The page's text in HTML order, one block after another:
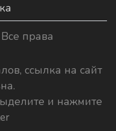
права
ссылка на сайт
и нажмите